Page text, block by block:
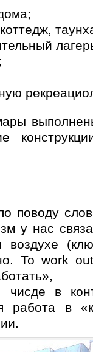
поводу
у нас
воздухе
To work out
в
работа в